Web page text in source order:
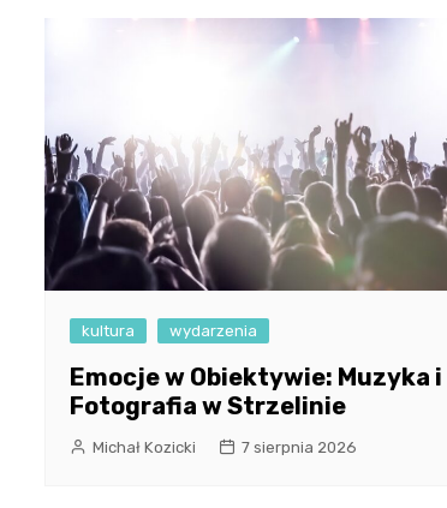
kultura wydarzenia
Emocje w Obiektywie: Muzyka i
Fotografia w Strzelinie
Michał Kozicki 7 sierpnia 2026